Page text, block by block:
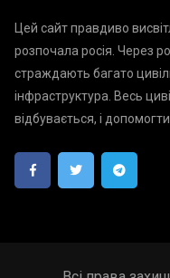
Цей сайт правдиво
розпочала росія. Через
страждають багато
інфраструктура. Весь
відбувається, і